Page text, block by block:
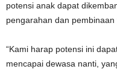
potensi anak dapat
pengarahan dan
“Kami harap potensi ini
mencapai dewasa nanti,